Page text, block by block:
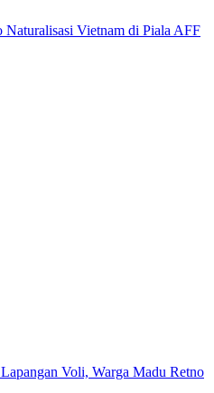
Naturalisasi Vietnam di Piala AFF
Voli, Warga Madu Retno